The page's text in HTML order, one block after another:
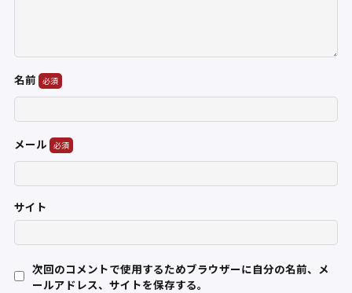
名前
メール
サイト
次回のコメントで使用するためブラウザーに自分の名前、メ
ールアドレス、サイトを保存する。